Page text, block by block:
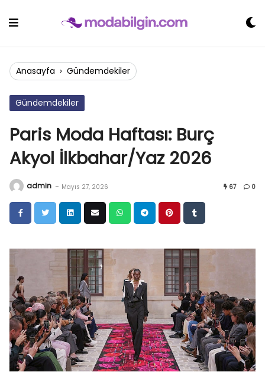
Anasayfa › Gündemdekiler
Gündemdekiler
Paris Moda Haftası: Burç
Akyol İlkbahar/Yaz 2026
admin - Mayıs 27, 2026 67 0